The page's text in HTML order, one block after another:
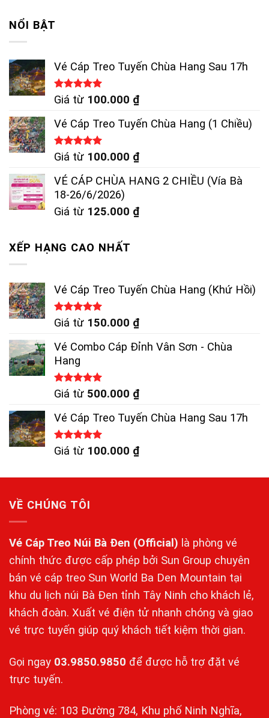
NỔI BẬT
Vé Cáp Treo Tuyến Chùa Hang Sau 17h
Được xếp
5 sao
Giá từ 100.000 ₫
Vé Cáp Treo Tuyến Chùa Hang (1 Chiều)
Được xếp
5 sao
Giá từ 100.000 ₫
VÉ CÁP CHÙA HANG 2 CHIỀU (Vía Bà
18-26/6/2026)
Giá từ 125.000 ₫
XẾP HẠNG CAO NHẤT
Vé Cáp Treo Tuyến Chùa Hang (Khứ Hồi)
Được xếp
hạng5.00
Giá từ 150.000 ₫
Vé Combo Cáp Đỉnh Vân Sơn - Chùa
Hang
Được xếp
hạng5.00
Giá từ 500.000 ₫
Vé Cáp Treo Tuyến Chùa Hang Sau 17h
Được xếp
hạng5.00
Giá từ 100.000 ₫
VỀ CHÚNG TÔI
Vé Cáp Treo Núi Bà Đen (Official) là phòng vé
chính thức được cấp phép bởi Sun Group chuyên
bán vé cáp treo Sun World Ba Den Mountain tại
khu du lịch núi Bà Đen tỉnh Tây Ninh cho khách lẻ,
khách đoàn. Xuất vé điện tử nhanh chóng và giao
vé trực tuyến giúp quý khách tiết kiệm thời gian.
Gọi ngay 03.9850.9850 để được hỗ trợ đặt vé
trực tuyến.
Phòng vé: 103 Đường 784, Khu phố Ninh Nghĩa,